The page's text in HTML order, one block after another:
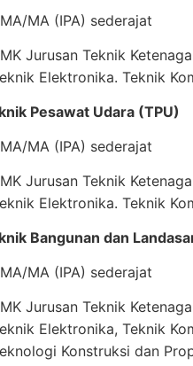
MA (IPA) sederajat
Jurusan Teknik
Elektronika. Teknik
Pesawat Udara (TPU)
MA (IPA) sederajat
Jurusan Teknik
Elektronika. Teknik
Bangunan dan
MA (IPA) sederajat
Jurusan Teknik
Elektronika, Teknik
Konstruksi dan